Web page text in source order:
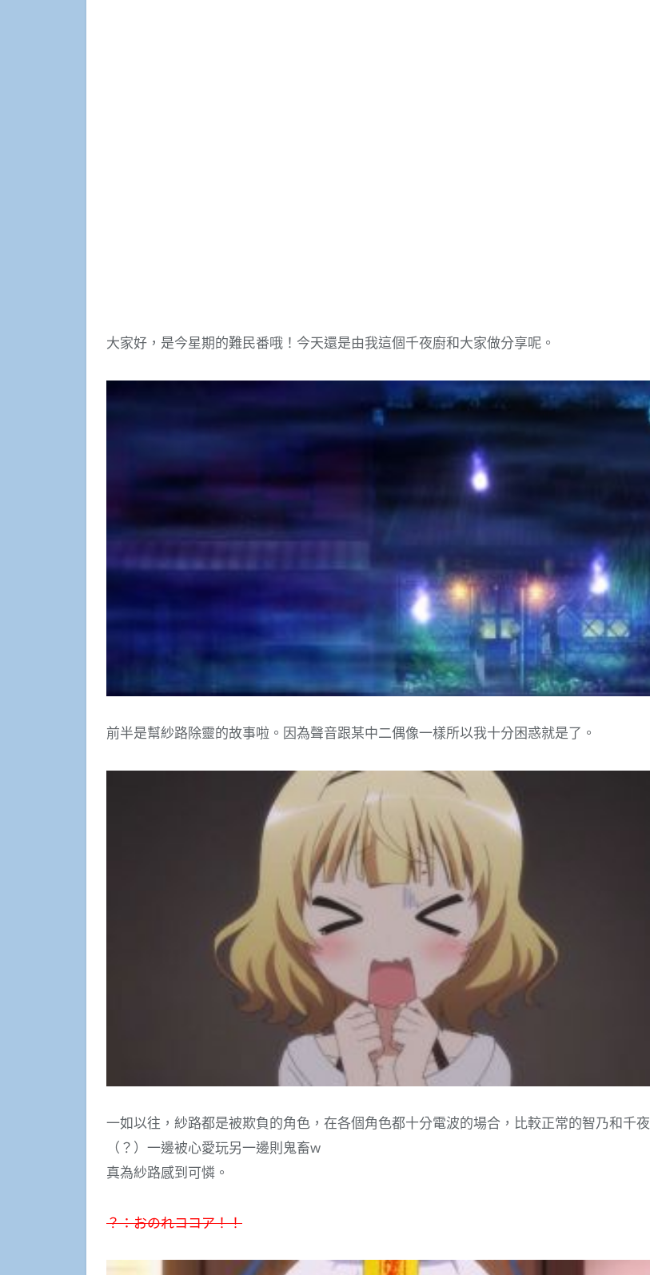
大家好，是今星期的難民番哦！今天還是由我這個千夜廚和大家做分享呢。
前半是幫紗路除靈的故事啦。因為聲音跟某中二偶像一樣所以我十分困惑就是了。
一如以往，紗路都是被欺負的角色，在各個角色都十分電波的場合，比較正常的智乃和千夜
（？）一邊被心愛玩另一邊則鬼畜w
真為紗路感到可憐。
？：おのれココア！！